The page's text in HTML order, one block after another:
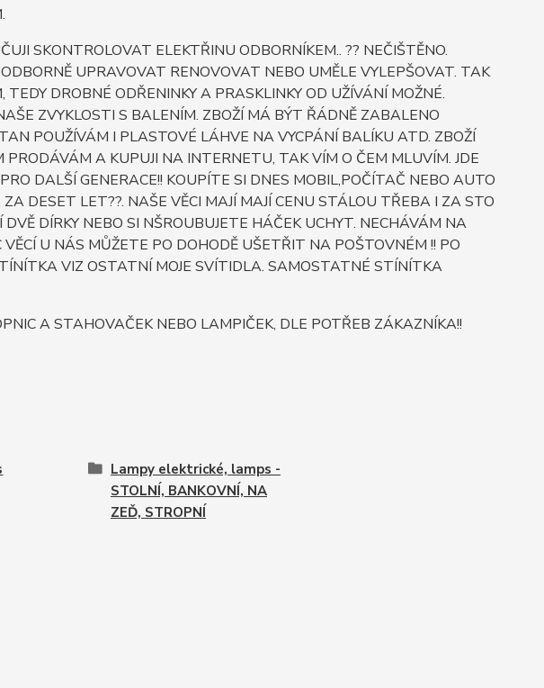
SKONTROLOVAT ELEKTŘINU ODBORNÍKEM.. ?? NEČIŠTĚNO.
UPRAVOVAT RENOVOVAT NEBO UMĚLE VYLEPŠOVAT. TAK
DROBNÉ ODŘENINKY A PRASKLINKY OD UŽÍVÁNÍ MOŽNÉ.
ZVYKLOSTI S BALENÍM. ZBOŽÍ MÁ BÝT ŘÁDNĚ ZABALENO
POUŽÍVÁM I PLASTOVÉ LÁHVE NA VYCPÁNÍ BALÍKU ATD. ZBOŽÍ
PRODÁVÁM A KUPUJI NA INTERNETU, TAK VÍM O ČEM MLUVÍM. JDE
DALŠÍ GENERACE!! KOUPÍTE SI DNES MOBIL,POČÍTAČ NEBO AUTO
DESET LET??. NAŠE VĚCI MAJÍ MAJÍ CENU STÁLOU TŘEBA I ZA STO
DVĚ DÍRKY NEBO SI NŠROUBUJETE HÁČEK UCHYT. NECHÁVÁM NA
U NÁS MŮŽETE PO DOHODĚ UŠETŘIT NA POŠTOVNÉM !! PO
VIZ OSTATNÍ MOJE SVÍTIDLA. SAMOSTATNÉ STÍNÍTKA
A STAHOVAČEK NEBO LAMPIČEK, DLE POTŘEB ZÁKAZNÍKA!!
Lampy elektrické, lamps -
STOLNÍ, BANKOVNÍ, NA
ZEĎ, STROPNÍ